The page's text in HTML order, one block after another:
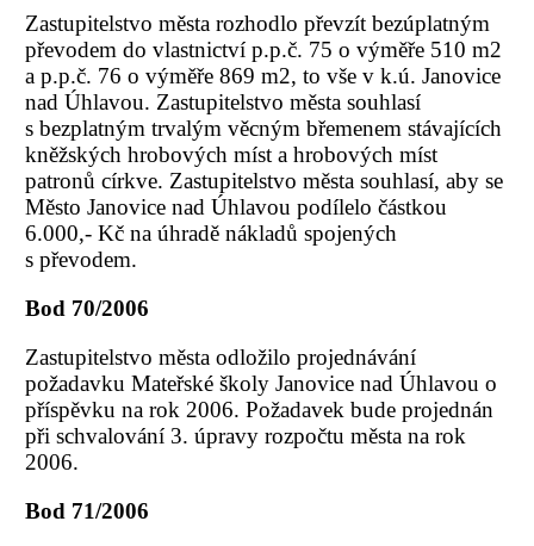
Zastupitelstvo města rozhodlo převzít bezúplatným
převodem do vlastnictví p.p.č. 75 o výměře 510 m2
a p.p.č. 76 o výměře 869 m2, to vše v k.ú. Janovice
nad Úhlavou. Zastupitelstvo města souhlasí
s bezplatným trvalým věcným břemenem stávajících
kněžských hrobových míst a hrobových míst
patronů církve. Zastupitelstvo města souhlasí, aby se
Město Janovice nad Úhlavou podílelo částkou
6.000,- Kč na úhradě nákladů spojených
s převodem.
Bod 70/2006
Zastupitelstvo města odložilo projednávání
požadavku Mateřské školy Janovice nad Úhlavou o
příspěvku na rok 2006. Požadavek bude projednán
při schvalování 3. úpravy rozpočtu města na rok
2006.
Bod 71/2006